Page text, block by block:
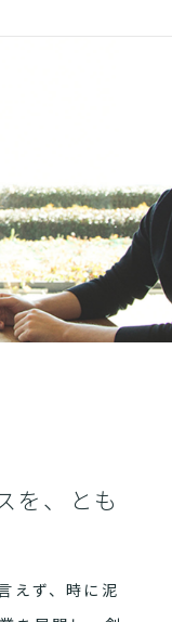
を、とも
えず、時に泥